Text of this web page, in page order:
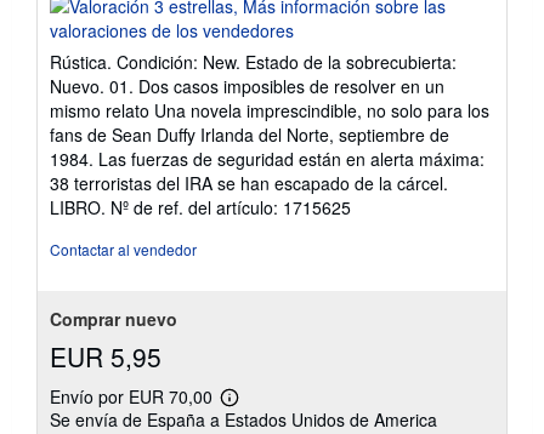
vendedor:
3
de
5
estrellas
Rústica. Condición: New. Estado de la sobrecubierta:
Nuevo. 01. Dos casos imposibles de resolver en un
mismo relato Una novela imprescindible, no solo para los
fans de Sean Duffy Irlanda del Norte, septiembre de
1984. Las fuerzas de seguridad están en alerta máxima:
38 terroristas del IRA se han escapado de la cárcel.
LIBRO. Nº de ref. del artículo: 1715625
Contactar al vendedor
Comprar nuevo
EUR 5,95
Envío por EUR 70,00
Más
información
Se envía de España a Estados Unidos de America